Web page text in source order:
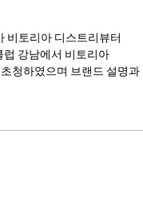
비토리아 디스트리뷰터
강남에서 비토리아
청하였으며 브랜드 설명과